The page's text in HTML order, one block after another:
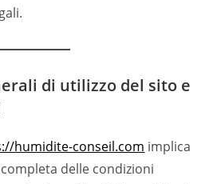
di utilizzo del sito e
humidite-conseil.com implica
delle condizioni